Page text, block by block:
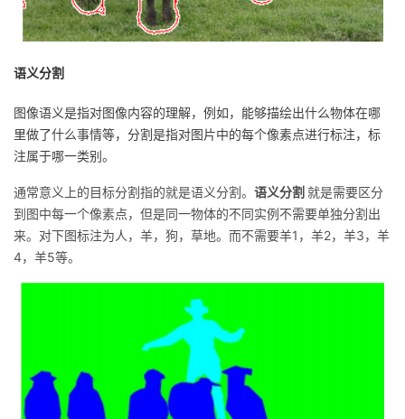
语义分割
图像语义是指对图像内容的理解，例如，能够描绘出什么物体在哪
里做了什么事情等，分割是指对图片中的每个像素点进行标注，标
注属于哪一类别。
通常意义上的目标分割指的就是语义分割。 语义分割 就是需要区分
到图中每一个像素点，但是同一物体的不同实例不需要单独分割出
来。对下图标注为人，羊，狗，草地。而不需要羊1，羊2，羊3，羊
4，羊5等。